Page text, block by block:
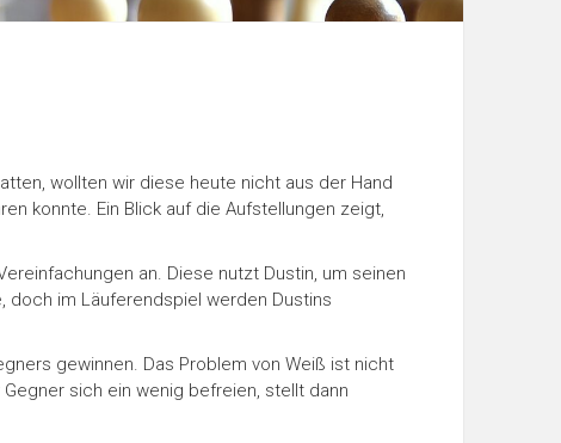
wollten wir diese heute nicht aus der Hand
konnte. Ein Blick auf die Aufstellungen zeigt,
an. Diese nutzt Dustin, um seinen
doch im Läuferendspiel werden Dustins
gewinnen. Das Problem von Weiß ist nicht
sich ein wenig befreien, stellt dann